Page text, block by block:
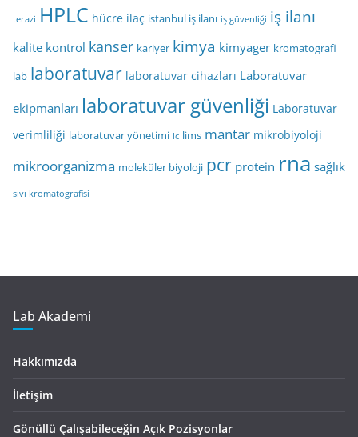
terazi HPLC hücre ilaç istanbul iş ilanı iş güvenliği iş ilanı
kalite kontrol kanser kariyer kimya kimyager kromatografi
lab laboratuvar laboratuvar cihazları Laboratuvar
ekipmanları laboratuvar güvenliği Laboratuvar
verimliliği laboratuvar yönetimi lc lims mantar mikrobiyoloji
mikroorganizma moleküler biyoloji pcr protein rna sağlık
sıvı kromatografisi
Lab Akademi
Hakkımızda
İletişim
Gönüllü Çalışabileceğin Açık Pozisyonlar